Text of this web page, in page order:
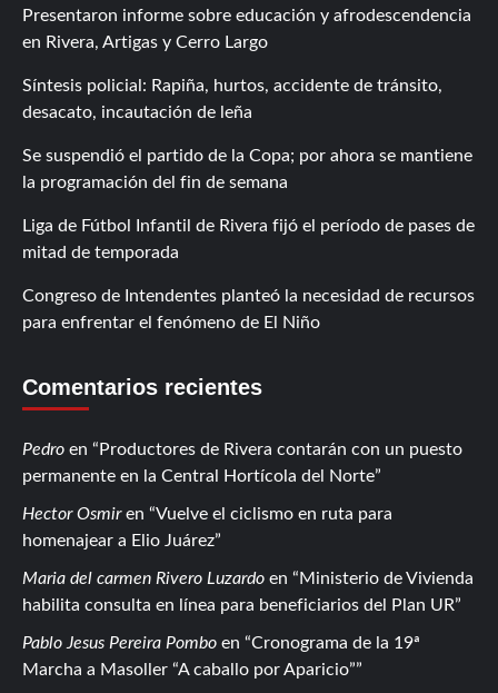
Presentaron informe sobre educación y afrodescendencia
en Rivera, Artigas y Cerro Largo
Síntesis policial: Rapiña, hurtos, accidente de tránsito,
desacato, incautación de leña
Se suspendió el partido de la Copa; por ahora se mantiene
la programación del fin de semana
Liga de Fútbol Infantil de Rivera fijó el período de pases de
mitad de temporada
Congreso de Intendentes planteó la necesidad de recursos
para enfrentar el fenómeno de El Niño
Comentarios recientes
Pedro en
Productores de Rivera contarán con un puesto
permanente en la Central Hortícola del Norte
Hector Osmiren
Vuelve el ciclismo en ruta para
homenajear a Elio Juárez
Maria del carmen Rivero Luzardo en
Ministerio de Vivienda
habilita consulta en línea para beneficiarios del Plan UR
Pablo Jesus Pereira Pombo en
Cronograma de la 19ª
Marcha a Masoller “A caballo por Aparicio”